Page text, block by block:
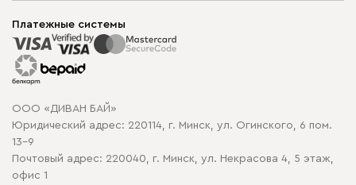
Способы оплаты
Рассрочка и кредит
Гарантия
Карта сайта
Политика конфиденциальности
Политика в отношении обработки cookie
Корпусная мебель
Распродажа мебели
Платежные системы
ООО «ДИВАН БАЙ»
Юридический адрес: 220114, г. Минск, ул. Огинского, 6 пом.
13-9
Почтовый адрес: 220040, г. Минск, ул. Некрасова 4, 5 этаж,
офис 1